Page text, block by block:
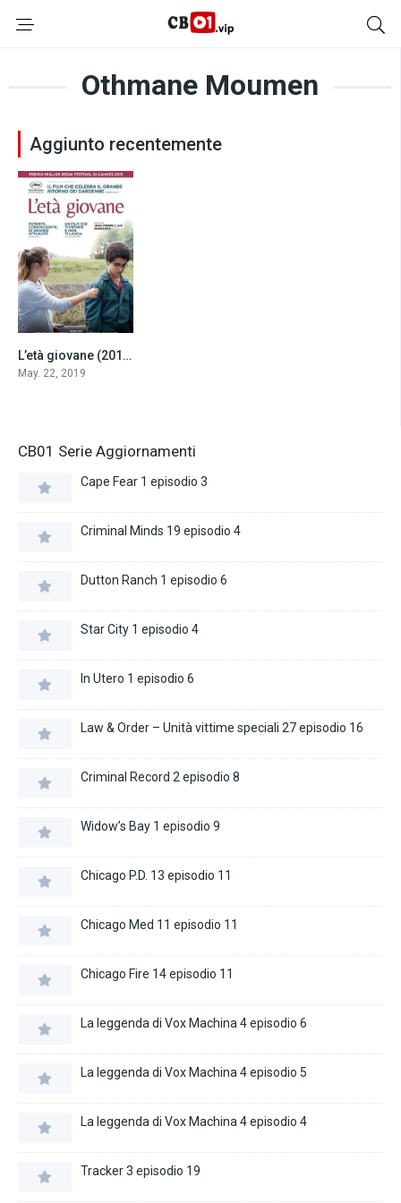
Othmane Moumen
Aggiunto recentemente
6.6L’età giovane (2019)
May. 22, 2019
CB01 Serie Aggiornamenti
Cape Fear 1 episodio 3
Criminal Minds 19 episodio 4
Dutton Ranch 1 episodio 6
Star City 1 episodio 4
In Utero 1 episodio 6
Law & Order – Unità vittime speciali 27 episodio 16
Criminal Record 2 episodio 8
Widow’s Bay 1 episodio 9
Chicago P.D. 13 episodio 11
Chicago Med 11 episodio 11
Chicago Fire 14 episodio 11
La leggenda di Vox Machina 4 episodio 6
La leggenda di Vox Machina 4 episodio 5
La leggenda di Vox Machina 4 episodio 4
Tracker 3 episodio 19